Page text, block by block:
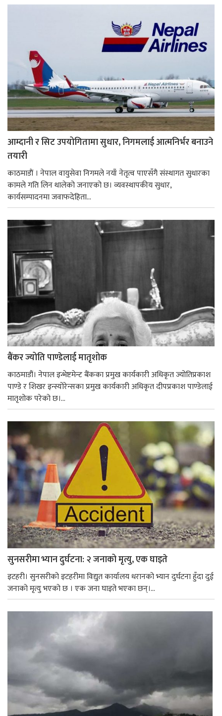
आम्दानी र सिट उपयोगितामा सुधार, निगमलाई आत्मनिर्भर बनाउने
तयारी
काठमाडाैं । नेपाल वायुसेवा निगमले नयाँ नेतृत्व पाएसँगै संस्थागत सुधारका
कामले गति लिन थालेको जनाएको छ। व्यवस्थापकीय सुधार,
कार्यसम्पादनमा जवाफदेहिता...
बैंकर ज्योति पाण्डेलाई मातृशोक
काठमाडौं। नेपाल इन्भेष्टमेन्ट बैंकका प्रमुख कार्यकारी अधिकृत ज्योतिप्रकाश
पाण्डे र शिखर इन्स्योरेन्सका प्रमुख कार्यकारी अधिकृत दीपप्रकाश पाण्डेलाई
मातृशोक परेको छ।...
सुनसरीमा भ्यान दुर्घटना: २ जनाको मृत्यु, एक घाइते
इटहरी। सुनसरीको इटहरीमा विद्युत कार्यालय धरानको भ्यान दुर्घटना हुँदा दुई
जनाको मृत्यु भएको छ । एक जना घाइते भएका छन्।...